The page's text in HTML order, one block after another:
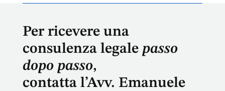
Per ricevere una
consulenza legale passo
dopo passo,
contatta l’Avv. Emanuele